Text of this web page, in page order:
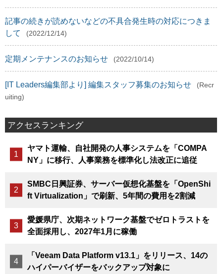
記事の続きが読めないなどの不具合発生時の対応につきま
して
(2022/12/14)
定期メンテナンスのお知らせ (2022/10/14)
[IT Leaders編集部より] 編集スタッフ募集のお知らせ
(Recr
uiting)
アクセスランキング
ヤマト運輸、自社開発の人事システムを「COMPA
NY」に移行、人事業務を標準化し法改正に追従
SMBC日興証券、サーバー仮想化基盤を「OpenShi
ft Virtualization」で刷新、5年間の費用を2割減
愛媛県庁、次期ネットワーク基盤でゼロトラストを
全面採用し、2027年1月に稼働
「Veeam Data Platform v13.1」をリリース、14の
ハイパーバイザーをバックアップ対象に